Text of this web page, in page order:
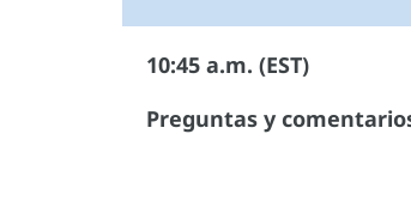
10:45 a.m. (EST)
Preguntas y